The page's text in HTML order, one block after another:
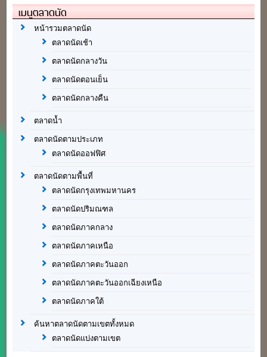
เมนูตลาดนัด
หน้ารวมตลาดนัด
ตลาดนัดเช้า
ตลาดนัดกลางวัน
ตลาดนัดตอนเย็น
ตลาดนัดกลางคืน
ตลาดน้ำ
ตลาดนัดตามประเภท
ตลาดนัดออฟฟิศ
ตลาดนัดตามพื้นที่
ตลาดนัดกรุงเทพมหานคร
ตลาดนัดปริมณฑล
ตลาดนัดภาคกลาง
ตลาดนัดภาคเหนือ
ตลาดนัดภาคตะวันออก
ตลาดนัดภาคตะวันออกเฉียงเหนือ
ตลาดนัดภาคใต้
ค้นหาตลาดนัดตามเขตทั้งหมด
ตลาดนัดแบ่งตามเขต